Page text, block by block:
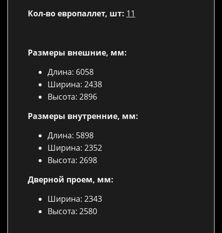
Кол-во европаллет, шт: 11
Размеры внешние, мм:
Длина: 6058
Ширина: 2438
Высота: 2896
Размеры внутренние, мм:
Длина: 5898
Ширина: 2352
Высота: 2698
Дверной проем, мм:
Ширина: 2343
Высота: 2580